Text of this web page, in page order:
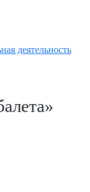
деятельность